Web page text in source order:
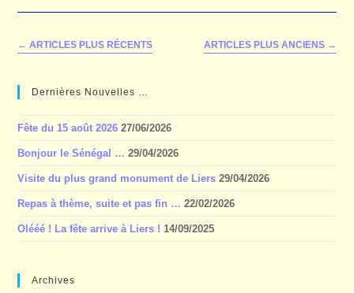
← ARTICLES PLUS RÉCENTS ARTICLES PLUS ANCIENS →
Dernières Nouvelles …
Fête du 15 août 2026 27/06/2026
Bonjour le Sénégal … 29/04/2026
Visite du plus grand monument de Liers 29/04/2026
Repas à thème, suite et pas fin … 22/02/2026
Olééé ! La fête arrive à Liers ! 14/09/2025
Archives